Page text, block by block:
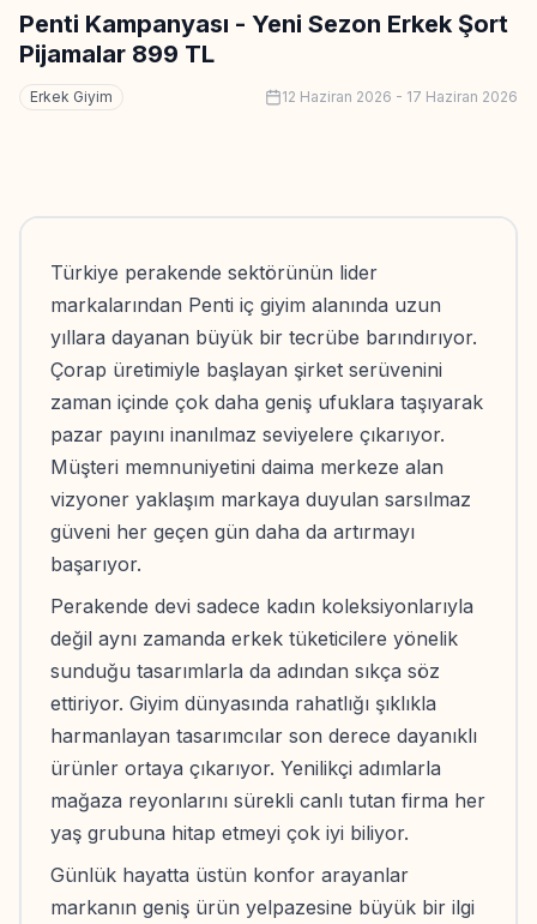
Penti Kampanyası - Yeni Sezon Erkek Şort
Pijamalar 899 TL
Erkek Giyim 12 Haziran 2026 - 17 Haziran 2026
Türkiye perakende sektörünün lider
markalarından Penti iç giyim alanında uzun
yıllara dayanan büyük bir tecrübe barındırıyor.
Çorap üretimiyle başlayan şirket serüvenini
zaman içinde çok daha geniş ufuklara taşıyarak
pazar payını inanılmaz seviyelere çıkarıyor.
Müşteri memnuniyetini daima merkeze alan
vizyoner yaklaşım markaya duyulan sarsılmaz
güveni her geçen gün daha da artırmayı
başarıyor.
Perakende devi sadece kadın koleksiyonlarıyla
değil aynı zamanda erkek tüketicilere yönelik
sunduğu tasarımlarla da adından sıkça söz
ettiriyor. Giyim dünyasında rahatlığı şıklıkla
harmanlayan tasarımcılar son derece dayanıklı
ürünler ortaya çıkarıyor. Yenilikçi adımlarla
mağaza reyonlarını sürekli canlı tutan firma her
yaş grubuna hitap etmeyi çok iyi biliyor.
Günlük hayatta üstün konfor arayanlar
markanın geniş ürün yelpazesine büyük bir ilgi